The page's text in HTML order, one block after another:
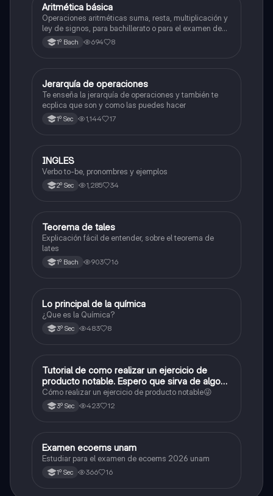
Matemáticas
Aritmética básica
Operaciones aritméticas suma, resta, multiplicación y
ley de signos, para bachillerato o para el examen de
admisión a la universidad
1º Bach 694 8
Matemáticas
Jerarquía de operaciones
Te enseña la jerarquía de operaciones y también te
ecplica que son y como las puedes hacer
1º Sec 1,144 17
Inglés
INGLES
Verbo to-be, pronombres y ejemplos
2º Sec 1,285 34
Matemáticas
Teorema de tales
Explicación fácil de entender, sobre el teorema de
lates
1º Bach 903 16
Química
Lo principal de la química
¿Que es la Química?
3º Sec 483 8
Matemáticas
Tutorial de como realizar un ejercicio de
producto notable. Espero que sirva de algo💕
😜
Cómo realizar un ejercicio de producto notable😜
3º Sec 423 12
Español
Examen ecoems unam
Estudiar para el examen de ecoems 2026 unam
1º Sec 366 16